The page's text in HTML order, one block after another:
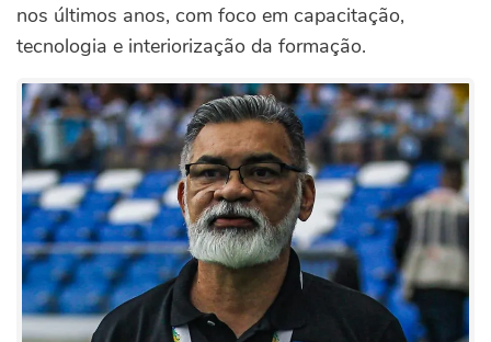
nos últimos anos, com foco em capacitação,
tecnologia e interiorização da formação.